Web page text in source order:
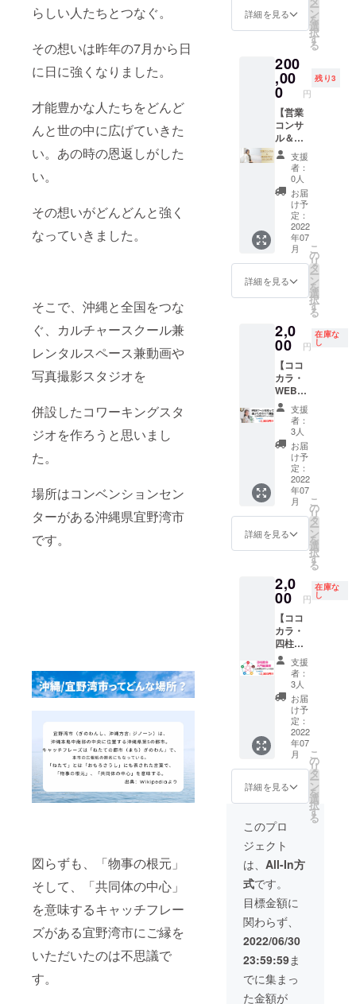
らしい人たちとつなぐ。
その想いは昨年の7月から日
に日に強くなりました。
才能豊かな人たちをどんど
んと世の中に広げていきた
い。あの時の恩返しがした
い。
その想いがどんどんと強く
なっていきました。
そこで、沖縄と全国をつな
ぐ、カルチャースクール兼
レンタルスペース兼動画や
写真撮影スタジオを
併設したコワーキングスタ
ジオを作ろうと思いまし
た。
場所はコンベンションセン
ターがある沖縄県宜野湾市
です。
図らずも、「物事の根元」
そして、「共同体の中心」
を意味するキャッチフレー
ズがある宜野湾市にご縁を
いただいたのは不思議で
す。
商品券
※新型コ
影響で
開催で
きない
もご返
金はで
きませ
ん。
代わり
にコ
ワーキ
ングや
カル
チャー
スクー
ルにつ
かえる
商品券
させて
いただ
きま
す。 場
所：沖
縄のパ
ワース
ポット
ご利用
午前9時
20時ま
でご利
用いた
だけま
す。 ※
日程的
に空い
ていな
い場合
もあり
ますの
で、ご
予約の
ご確認
はお早
めにお
願いし
ます。
援をい
ただい
スタッ
フ一同
がお礼
のメッ
セージ
込めた
お礼状
をお届
けいた
しま
す。
だけま
す。
が代表
となっ
ていた
だき、
出展す
る方を
募集し
てご利
用をい
ただく
ことも
嬉しい
です。
◎人
が集ま
り、笑
顔が増
える活
動にご
れば嬉
しいで
す。
ご利用
可能期
間：
2022年
8月1日
～2023
年3月31
日の期
間。
ご利用
時間：
午前9時
～午後
20時ま
があれ
ば、事
問い合
わせく
ださい
☆ ☆お
礼の手
紙 ご
支援を
いただ
いた方
にス
タッフ
一同が
お礼の
メッ
を込め
状をお
届けい
す。
ニュー
です。
キング&
カル
チャー
スクー
ルの
ホーム
ペー
ジ・チ
ラシ
（不定
期発
行）に
会社紹
介をさ
せてい
ただき
ます。
イン
ター
ネット
のた
ね」に
ゲスト
でご出
演いた
だけま
す。 熱
い想い
や伝え
たいこ
とを約
25分お
話して
いただ
けま
す。
チャン
分力最
大化
ネル
東日本
第一
チャン
ネル
毎週木
曜日
11:30～
12:00放
送中。
https://
www.yu
menota
ne.jp/ab
out 出演
間：
8月1日
～2022
31日 名
古屋・
沖縄で
のビジ
ネスを
れてい
る企業
詳細を見る ー
ン
を
選
択
す
る
200
,00
0 円
残り3
【営業
コンサ
ル＆講
演会90
分 通
300,000
円相
当】
倉持淳
子が営
業コン
サルと
モチ
ベー
る講演
会を開
催させ
ていた
だきま
す。
営業コ
ンサル
90分
で会社
の営業
力強化
のアド
バイス
をいた
しま
す。
をつけ
ます。
会は、
講師と
して登
壇させ
ていた
だきま
す。
倉持の
単独公
演もし
くは、
トーク
セッ
ション
合わせ
できま
す。
があり
ました
らお問
い合わ
せくだ
◎
営業コ
支援
者：
0人
お届
け予
定：
2022
年07
月
詳細を見る
こ
の
リ
タ
ー
ン
を
選
択
す
る
2,0
00 円
在庫な
し
【ココ
カラ・
WEB
ツール
を知っ
て選ぶ
ための
ミニ講
座+チ
ケット
1,000円
分】 比
嘉あか
ねさん
の
を知っ
て選ぶ
ための
ミニ講
座』
2,200円
(税込)
と、コ
ワーキ
ングス
ペース
やカル
チャー
スクー
ルに使
えるチ
ケット
3,300円
が、
2,000円
で受け
られま
す。
支援
者：
3人
お届
け予
定：
2022
年07
月
詳細を見る
こ
の
リ
タ
ー
ン
を
選
択
す
る
2,0
00 円
在庫な
し
【ココ
カラ・
四柱推
命入門
編講座
+チケッ
ト1,000
円分】
TSUYU
MIさん
の 『四
柱推命
入門編
講座』
2,200円
コワー
キング
スペー
スやカ
ル
チャー
スクー
ルに使
えるチ
ケット
1,000円
分付き
3,300円
相当が
2,000円
支援
者：
3人
お届
け予
定：
2022
年07
月
詳細を見る
こ
の
リ
タ
ー
ン
を
選
択
す
る
このプロ
ジェクト
は、 All-In方
式です。
目標金額に
関わらず、
2022/06/30
23:59:59ま
でに集まっ
た金額が